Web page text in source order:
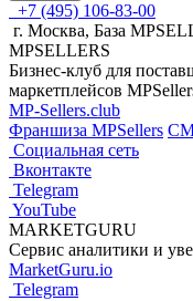
+7 (495) 106-83-00
г. Москва, База
MPSELLERS
Бизнес-клуб для
маркетплейсов
MP-Sellers.club
Франшиза MPSellers
Cоциальная сеть
Вконтакте
Telegram
YouTube
MARKETGURU
Сервис аналитики и
MarketGuru.io
Telegram